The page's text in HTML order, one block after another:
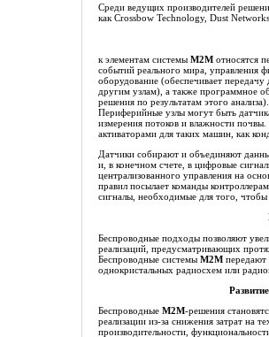
Среди ведущих производителей
как Crossbow Technology, Dust
к элементам системы M2Mотносятся
событий реального мира, управления
оборудование (обеспечивает
другим узлам), а также программное
решения по результатам этого анализа).
Периферийные узлы могут быть
измерения потоков и влажности
активаторами для таких машин, как
Датчики собирают и объединяют
и, в конечном счете, в цифровые
централизованного управления на
правил посылает команды
сигналы, необходимые для того,
Беспроводные подходы позволяют
реализаций, предусматривающих
Беспроводные системы M2Mпередают
однокристальных радиосхем или
Беспроводные M2M-решения
реализации из-за снижения затрат на
производительности,